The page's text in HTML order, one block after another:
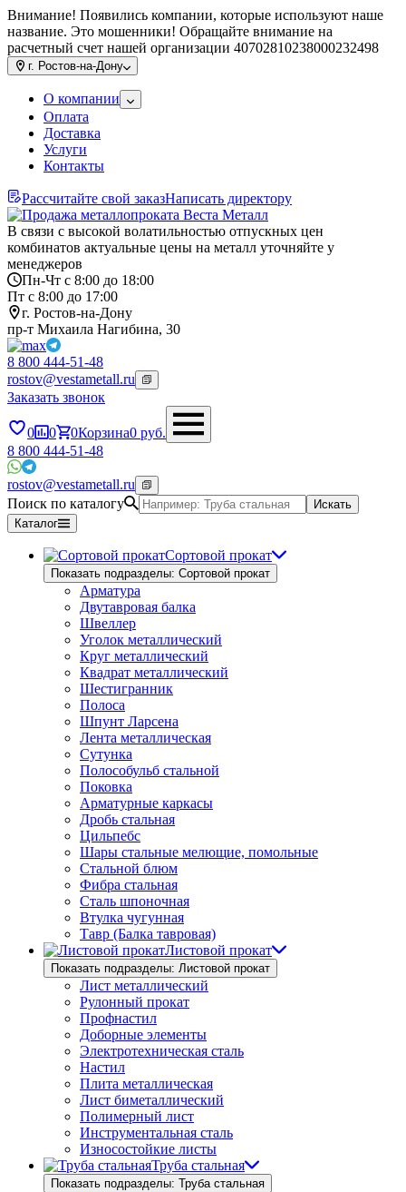
Внимание! Появились компании, которые используют наше
название. Это мошенники! Обращайте внимание на
расчетный счет нашей организации 40702810238000232498
г. Ростов-на-Дону
О компании
Оплата
Доставка
Услуги
Контакты
Рассчитайте свой заказНаписать директору
В связи с высокой волатильностью отпускных цен
комбинатов актуальные цены на металл уточняйте у
менеджеров
Пн-Чт с 8:00 до 18:00
Пт с 8:00 до 17:00
г. Ростов-на-Дону
пр-т Михаила Нагибина, 30
8 800 444-51-48
rostov@vestametall.ru
Заказать звонок
0 0 0Корзина0 руб.
8 800 444-51-48
rostov@vestametall.ru
Поиск по каталогу
Искать
Каталог
Сортовой прокат
Показать подразделы: Сортовой прокат
Арматура
Двутавровая балка
Швеллер
Уголок металлический
Круг металлический
Квадрат металлический
Шестигранник
Полоса
Шпунт Ларсена
Лента металлическая
Сутунка
Полособульб стальной
Поковка
Арматурные каркасы
Дробь стальная
Цильпебс
Шары стальные мелющие, помольные
Стальной блюм
Фибра стальная
Сталь шпоночная
Втулка чугунная
Тавр (Балка тавровая)
Листовой прокат
Показать подразделы: Листовой прокат
Лист металлический
Рулонный прокат
Профнастил
Доборные элементы
Электротехническая сталь
Настил
Плита металлическая
Лист биметаллический
Полимерный лист
Инструментальная сталь
Износостойкие листы
Труба стальная
Показать подразделы: Труба стальная